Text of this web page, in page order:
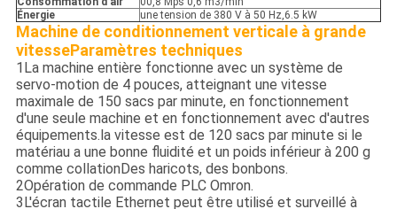
Énergie
une tension de 380 V à 50 Hz,6.5 kW
Machine de conditionnement verticale à grande
vitesseParamètres techniques
1La machine entière fonctionne avec un système de
servo-motion de 4 pouces, atteignant une vitesse
maximale de 150 sacs par minute, en fonctionnement
d'une seule machine et en fonctionnement avec d'autres
équipements.la vitesse est de 120 sacs par minute si le
matériau a une bonne fluidité et un poids inférieur à 200 g
comme collationDes haricots, des bonbons.
2Opération de commande PLC Omron.
3L'écran tactile Ethernet peut être utilisé et surveillé à